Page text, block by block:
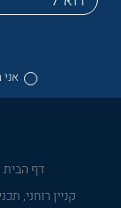
דף הבית
קניין רוחני,